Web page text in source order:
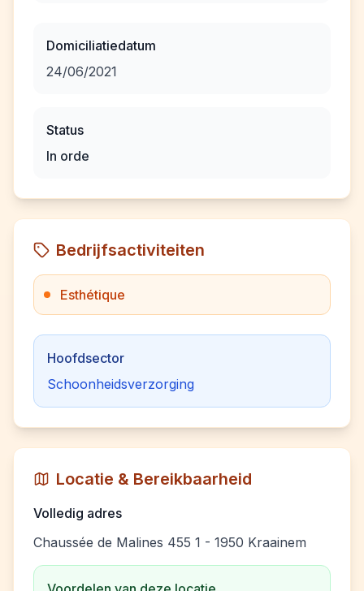
Domiciliatiedatum
24/06/2021
Status
In orde
Bedrijfsactiviteiten
Esthétique
Hoofdsector
Schoonheidsverzorging
Locatie & Bereikbaarheid
Volledig adres
Chaussée de Malines 455 1 - 1950 Kraainem